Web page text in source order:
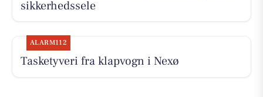
sikkerhedssele
ALARM112
Tasketyveri fra klapvogn i Nexø